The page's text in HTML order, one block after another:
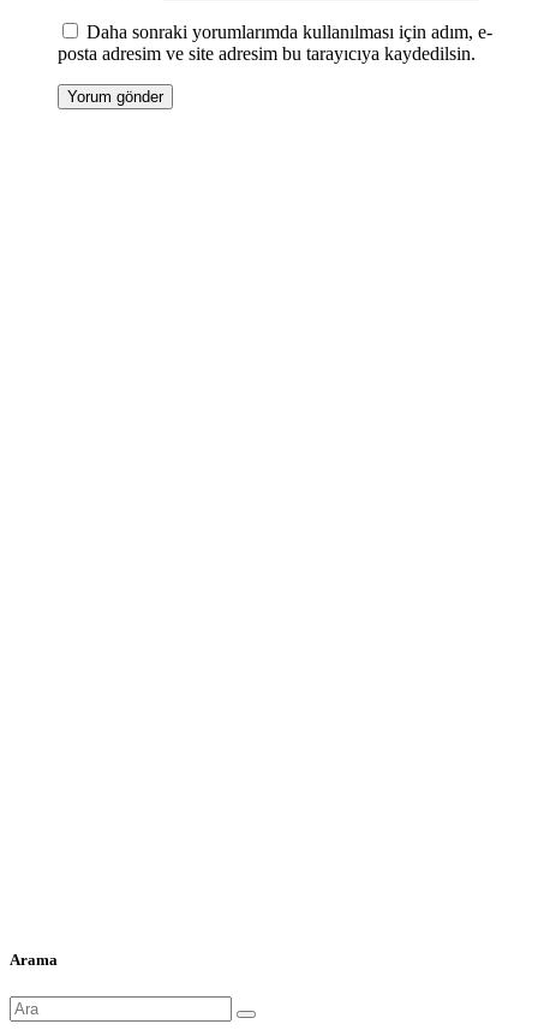
Daha sonraki yorumlarımda kullanılması için adım, e-
posta adresim ve site adresim bu tarayıcıya kaydedilsin.
Arama